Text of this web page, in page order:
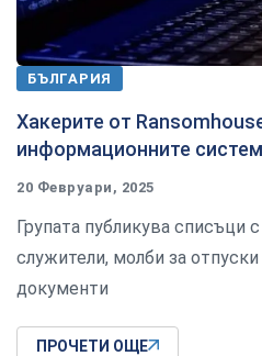
БЪЛГАРИЯ
Хакерите от
информационните
20 Февруари, 2025
Групата публикува списъци
служители, молби за отпуски
документи
ПРОЧЕТИ ОЩЕ